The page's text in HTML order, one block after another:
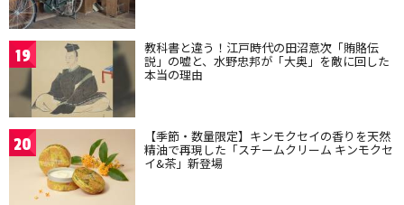
19 教科書と違う！江戸時代の田沼意次「賄賂伝
説」の嘘と、水野忠邦が「大奥」を敵に回した
本当の理由
20 【季節・数量限定】キンモクセイの香りを天然
精油で再現した「スチームクリーム キンモクセ
イ&茶」新登場